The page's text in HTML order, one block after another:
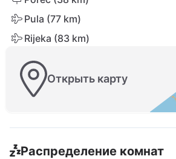
Pula (77 km)
Rijeka (83 km)
Открыть карту
Распределение комнат